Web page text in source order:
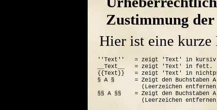
Zustimmung
Hier ist eine
''Text''   = zeigt 'Text' in
__Text__   = zeigt 'Text' in fett.
{{Text}}   = zeigt 'Text' in
§ A §      = Zeigt den Buchstaben
(Leerzeichen
§§ A §§    = Zeigt den Buchstaben
(Leerzeichen